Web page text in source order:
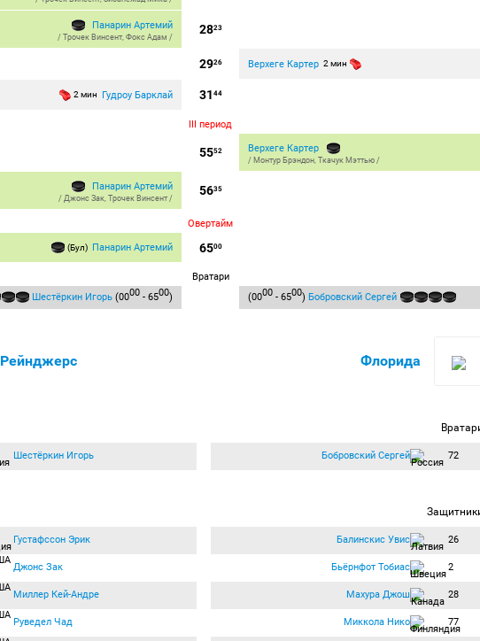
2823
Панарин Артемий
/Трочек Винсент,Фокс Адам /
2926 Верхеге Картер 2 мин
31 44
2 мин Гудроу Барклай
III период
5552 Верхеге Картер
/ Монтур Брэндон,Ткачук Мэттью /
5635
Панарин Артемий
/Джонс Зак,Трочек Винсент /
Овертайм
6500
(Бул) Панарин Артемий
Вратари
Шестёркин Игорь (0000 - 6500) (0000 - 6500)Бобровский Сергей
Рейнджерс
Шестёркин Игорь
Густафссон Эрик
Джонс Зак
Миллер Кей-Андре
Руведел Чад
Флорида
Бобровский Сергей 72
Балинскис Увис 26
Бьёрнфот Тобиас 2
Махура Джош 28
Миккола Нико 77